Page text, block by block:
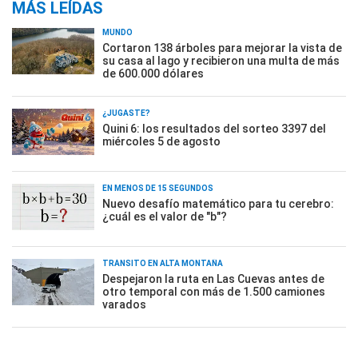
MÁS LEÍDAS
MUNDO
Cortaron 138 árboles para mejorar la vista de
su casa al lago y recibieron una multa de más
de 600.000 dólares
¿JUGASTE?
Quini 6: los resultados del sorteo 3397 del
miércoles 5 de agosto
EN MENOS DE 15 SEGUNDOS
Nuevo desafío matemático para tu cerebro:
¿cuál es el valor de "b"?
TRÁNSITO EN ALTA MONTAÑA
Despejaron la ruta en Las Cuevas antes de
otro temporal con más de 1.500 camiones
varados